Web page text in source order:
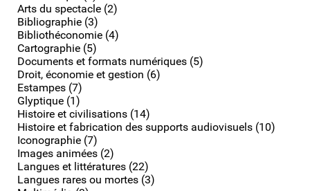
Arts du spectacle (2)
Bibliographie (3)
Bibliothéconomie (4)
Cartographie (5)
Documents et formats numériques (5)
Droit, économie et gestion (6)
Estampes (7)
Glyptique (1)
Histoire et civilisations (14)
Histoire et fabrication des supports audiovisuels (10)
Iconographie (7)
Images animées (2)
Langues et littératures (22)
Langues rares ou mortes (3)